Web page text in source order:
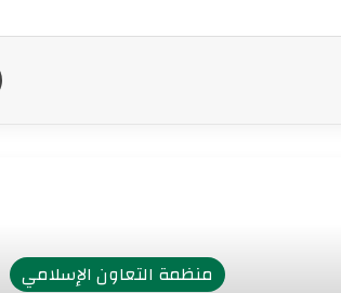
منظمة التعاون الإسلامي